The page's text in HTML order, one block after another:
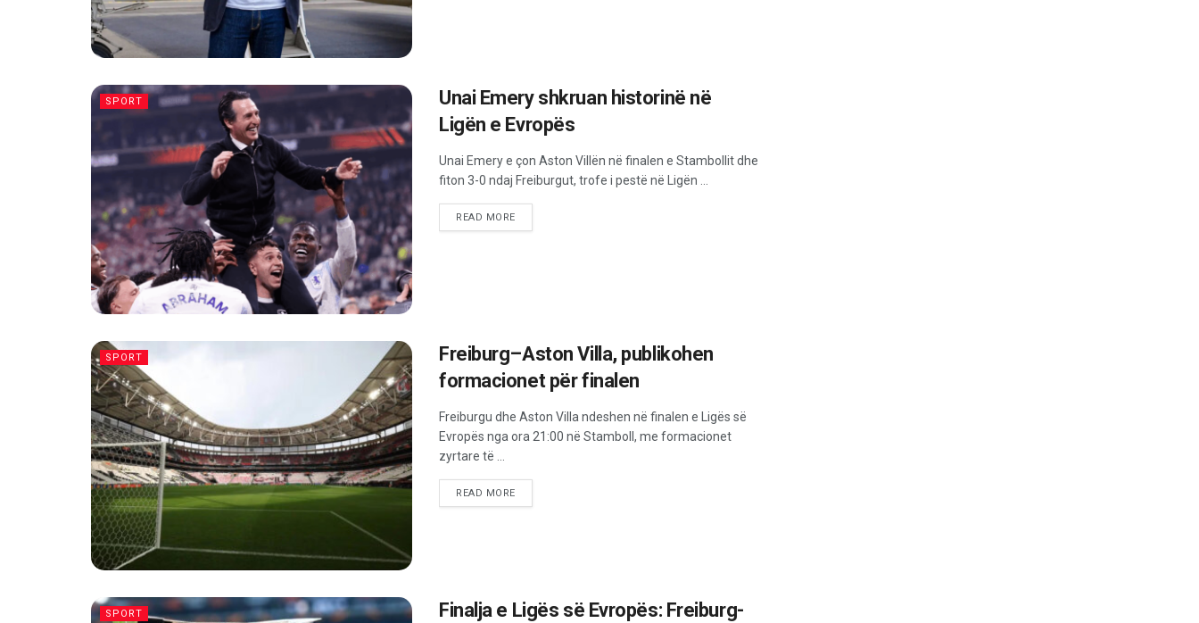
SPORT
Unai Emery shkruan historinë në
Ligën e Evropës
Unai Emery e çon Aston Villën në finalen e Stambollit dhe
fiton 3-0 ndaj Freiburgut, trofe i pestë në Ligën ...
READ MORE
SPORT
Freiburg–Aston Villa, publikohen
formacionet për finalen
Freiburgu dhe Aston Villa ndeshen në finalen e Ligës së
Evropës nga ora 21:00 në Stamboll, me formacionet
zyrtare të ...
READ MORE
SPORT
Finalja e Ligës së Evropës: Freiburg-